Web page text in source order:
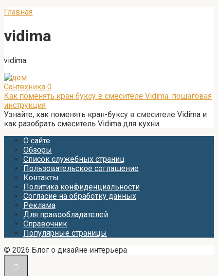
Главная
vidima
vidima
Сантехника 0
Как поменять кран буксу в смесителе Vidima: пошаговая
инструкция
Узнайте, как поменять кран-буксу в смесителе Vidima и
как разобрать смеситель Vidima для кухни.
О сайте
Обзоры
Список служебных страниц
Пользовательское соглашение
Контакты
Политика конфиденциальности
Согласие на обработку данных
Реклама
Для правообладателей
Справочник
Популярные страницы
© 2026 Блог о дизайне интерьера